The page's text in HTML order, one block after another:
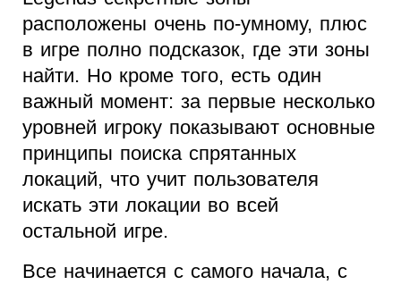
расположены очень по-умному, плюс
в игре полно подсказок, где эти зоны
найти. Но кроме того, есть один
важный момент: за первые несколько
уровней игроку показывают основные
принципы поиска спрятанных
локаций, что учит пользователя
искать эти локации во всей
остальной игре.
Все начинается с самого начала, с